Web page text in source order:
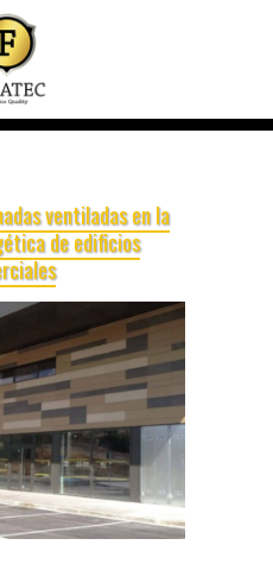
ventiladas en la
de edificios